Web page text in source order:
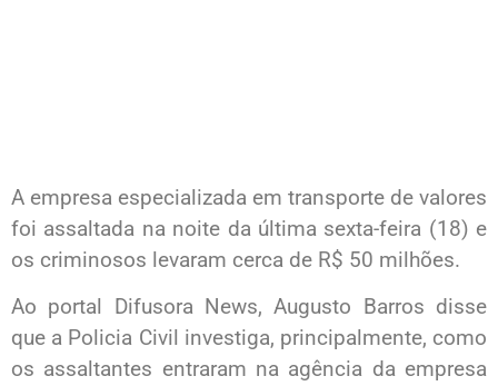
A empresa especializada em transporte de valores
foi assaltada na noite da última sexta-feira (18) e
os criminosos levaram cerca de R$ 50 milhões.
Ao portal Difusora News, Augusto Barros disse
que a Policia Civil investiga, principalmente, como
os assaltantes entraram na agência da empresa